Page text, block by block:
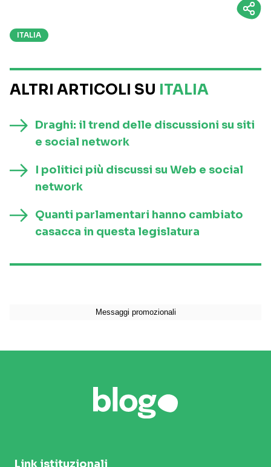
ITALIA
ALTRI ARTICOLI SU ITALIA
Draghi: il trend delle discussioni su siti
e social network
I politici più discussi su Web e social
network
Quanti parlamentari hanno cambiato
casacca in questa legislatura
Link istituzionali